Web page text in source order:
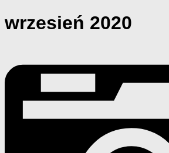
wrzesień 2020